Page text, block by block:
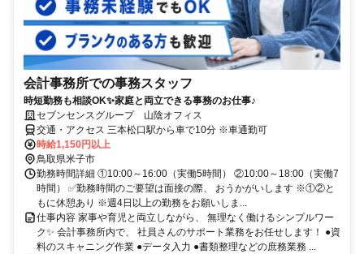
会計事務所での事務スタッフ
時短勤務も相談OK✨家庭と両立できる事務のお仕事♪
セブンセンスグループ 山陰オフィス
交通・アクセス 三本松口駅から車で10分 ※車通勤可
時給1,150円以上
鳥取県米子市
勤務時間詳細 ①10:00～16:00（実働5時間） ②10:00～18:00（実働7
時間） ✅勤務時間のご要望は面接の際、 おうかがいします ※①②と
もに休憩あり ※週4日以上の勤務をお願いしま...
仕事内容 家事や育児と両立しながら、 無理なく働けるシンプルワー
ク✨ 会計事務所内で、 社員さんのサポート業務をお任せします！ ●資
料のスキャニング作業 ●データ入力 ●書類整理などの庶務業務 ...